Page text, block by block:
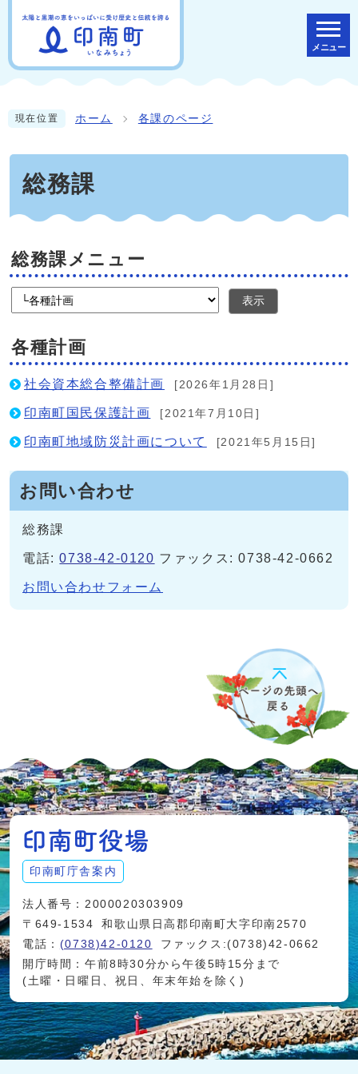
メニュー
現在位置 ホーム 各課のページ
総務課
総務課メニュー
表示
各種計画
社会資本総合整備計画 [2026年1月28日]
印南町国民保護計画 [2021年7月10日]
印南町地域防災計画について [2021年5月15日]
お問い合わせ
総務課
電話:0738-42-0120 ファックス: 0738-42-0662
お問い合わせフォーム
印南町庁舎案内
法人番号：2000020303909
〒649-1534
和歌山県日高郡印南町大字印南2570
電話： (0738)42-0120
ファックス:(0738)42-0662
開庁時間：午前8時30分から午後5時15分まで
(土曜・日曜日、祝日、年末年始を除く)